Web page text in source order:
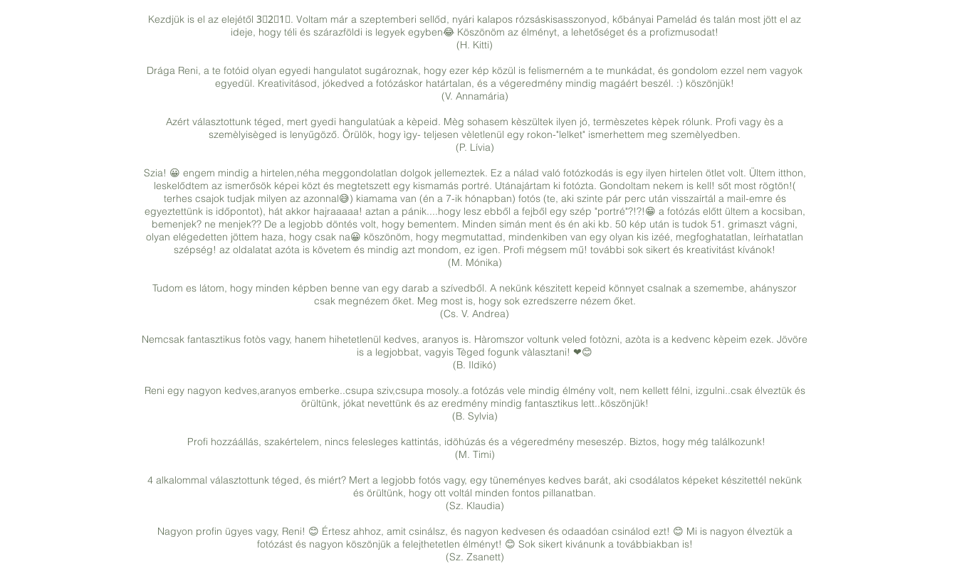
Kezdjük is el az elejétől 3⃣2⃣1⃣. Voltam már a szeptemberi sellőd, nyári kalapos rózsáskisasszonyod, kőbányai Pamelád és talán most jött el az
ideje, hogy téli és szárazföldi is legyek egyben😂 Köszönöm az élményt, a lehetőséget és a profizmusodat!
(H. Kitti)
Drága Reni, a te fotóid olyan egyedi hangulatot sugároznak, hogy ezer kép közül is felismerném a te munkádat, és gondolom ezzel nem vagyok
egyedül. Kreativitásod, jókedved a fotózáskor határtalan, és a végeredmény mindig magáért beszél. :) köszönjük!
(V. Annamária)
Azért választottunk téged, mert gyedi hangulatúak a kèpeid. Mèg sohasem kèszültek ilyen jó, termèszetes kèpek rólunk. Profi vagy ès a
szemèlyisèged is lenyűgöző. Örülök, hogy ìgy- teljesen vèletlenül egy rokon-"lelket" ismerhettem meg szemèlyedben.
(P. Lívia)
Szia! 😀 engem mindig a hirtelen,néha meggondolatlan dolgok jellemeztek. Ez a nálad való fotózkodás is egy ilyen hirtelen ötlet volt. Ültem itthon,
leskelődtem az ismerősök képei közt és megtetszett egy kismamás portré. Utánajártam ki fotózta. Gondoltam nekem is kell! sőt most rögtön!(
terhes csajok tudjak milyen az azonnal😅) kiamama van (én a 7-ik hónapban) fotós (te, aki szinte pár perc után visszaírtál a mail-emre és
egyeztettünk is időpontot), hát akkor hajraaaaa! aztan a pánik....hogy lesz ebből a fejből egy szép "portré"?!?!😁 a fotózás előtt ültem a kocsiban,
bemenjek? ne menjek?? De a legjobb döntés volt, hogy bementem. Minden simán ment és én aki kb. 50 kép után is tudok 51. grimaszt vágni,
olyan elégedetten jöttem haza, hogy csak na😀 köszönöm, hogy megmutattad, mindenkiben van egy olyan kis izéé, megfoghatatlan, leírhatatlan
szépség! az oldalatat azóta is követem és mindig azt mondom, ez igen. Profi mégsem mű! további sok sikert és kreativitást kívánok!
(M. Mónika)
Tudom es látom, hogy minden képben benne van egy darab a szívedből. A nekünk készitett kepeid könnyet csalnak a szemembe, ahányszor
csak megnézem őket. Meg most is, hogy sok ezredszerre nézem őket.
(Cs. V. Andrea)
Nemcsak fantasztikus fotòs vagy, hanem hihetetlenül kedves, aranyos is. Hàromszor voltunk veled fotòzni, azòta is a kedvenc kèpeim ezek. Jövöre
is a legjobbat, vagyis Tèged fogunk vàlasztani! ❤😊
(B. Ildikó)
Reni egy nagyon kedves,aranyos emberke..csupa sziv,csupa mosoly..a fotózás vele mindig élmény volt, nem kellett félni, izgulni..csak élveztük és
örültünk, jókat nevettünk és az eredmény mindig fantasztikus lett..köszönjük!
(B. Sylvia)
Profi hozzáállás, szakértelem, nincs felesleges kattintás, idöhúzás és a végeredmény meseszép. Biztos, hogy még találkozunk!
(M. Timi)
4 alkalommal választottunk téged, és miért? Mert a legjobb fotós vagy, egy tüneményes kedves barát, aki csodálatos képeket készitettél nekünk
és örültünk, hogy ott voltál minden fontos pillanatban.
(Sz. Klaudia)
Nagyon profin ügyes vagy, Reni! 😊 Értesz ahhoz, amit csinálsz, és nagyon kedvesen és odaadóan csinálod ezt! 😊 Mi is nagyon élveztük a
fotózást és nagyon köszönjük a felejthetetlen élményt! 😊 Sok sikert kivánunk a továbbiakban is!
(Sz. Zsanett)